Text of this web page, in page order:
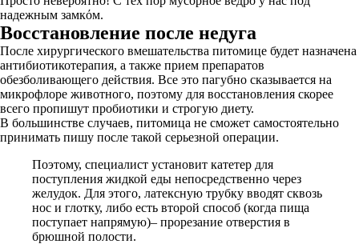
надежным замкόм.
Восстановление после недуга
После хирургического вмешательства питомице будет назначена
антибиотикотерапия, а также прием препаратов
обезболивающего действия. Все это пагубно сказывается на
микрофлоре животного, поэтому для восстановления скорее
всего пропишут пробиотики и строгую диету.
В большинстве случаев, питомица не сможет самостоятельно
принимать пишу после такой серьезной операции.
Поэтому, специалист установит катетер для
поступления жидкой еды непосредственно через
желудок. Для этого, латексную трубку вводят сквозь
нос и глотку, либо есть второй способ (когда пища
поступает напрямую)– прорезание отверстия в
брюшной полости.